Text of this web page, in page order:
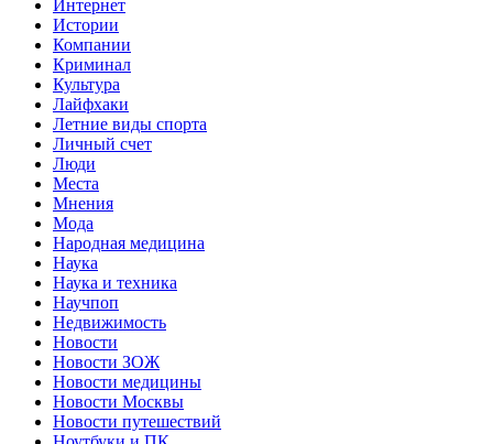
Интернет
Истории
Компании
Криминал
Культура
Лайфхаки
Летние виды спорта
Личный счет
Люди
Места
Мнения
Мода
Народная медицина
Наука
Наука и техника
Научпоп
Недвижимость
Новости
Новости ЗОЖ
Новости медицины
Новости Москвы
Новости путешествий